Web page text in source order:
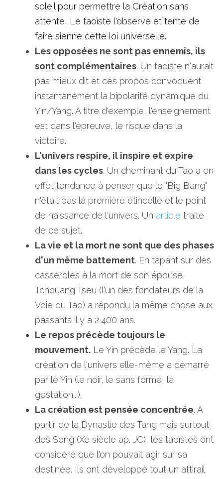
soleil pour permettre la Création sans
attente, Le taoïste l'observe et tente de
faire sienne cette loi universelle.
Les opposées ne sont pas ennemis, ils
sont complémentaires. Un taoïste n'aurait
pas mieux dit et ces propos convoquent
instantanément la bipolarité dynamique du
Yin/Yang. A titre d'exemple, l'enseignement
est dans l'épreuve, le risque dans la
victoire.
L'univers respire, il inspire et expire
dans les cycles. Un cheminant du Tao a en
effet tendance à penser que le "Big Bang"
n'était pas la première étincelle et le point
de naissance de l'univers. Un article traite
de ce sujet.
La vie et la mort ne sont que des phases
d'un même battement. En tapant sur des
casseroles à la mort de son épouse,
Tchouang Tseu (l'un des fondateurs de la
Voie du Tao) a répondu la même chose aux
passants il y a 2 400 ans.
Le repos précède toujours le
mouvement. Le Yin précède le Yang. La
création de l'univers elle-même a démarré
par le Yin (le noir, le sans forme, la
gestation...).
La création est pensée concentrée. A
partir de la Dynastie des Tang mais surtout
des Song (Xe siècle ap. JC), les taoïstes ont
considéré que l'on pouvait agir sur sa
destinée. Ils ont développé tout un attirail